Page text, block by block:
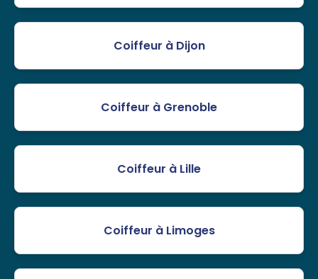
Coiffeur à Dijon
Coiffeur à Grenoble
Coiffeur à Lille
Coiffeur à Limoges